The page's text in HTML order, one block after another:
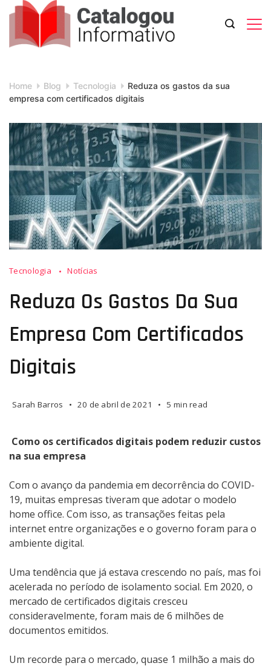
Skip
content
Home Blog Tecnologia
Reduza os gastos da sua
empresa com certificados digitais
Tecnologia Notícias
Reduza Os Gastos Da Sua
Empresa Com Certificados
Digitais
Sarah Barros 20 de abril de 2021 5 min read
Como os certificados digitais podem reduzir custos
na sua empresa
Com o avanço da pandemia em decorrência do COVID-
19, muitas empresas tiveram que adotar o modelo
home office. Com isso, as transações feitas pela
internet entre organizações e o governo foram para o
ambiente digital.
Uma tendência que já estava crescendo no país, mas foi
acelerada no período de isolamento social. Em 2020, o
mercado de certificados digitais cresceu
consideravelmente, foram mais de 6 milhões de
documentos emitidos.
Um recorde para o mercado, quase 1 milhão a mais do